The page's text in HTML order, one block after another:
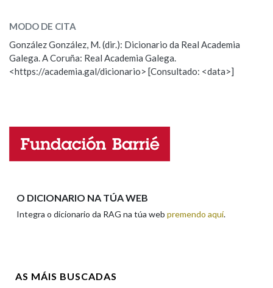
onda (preposición)
onda (substantivo)
ESCOLLE UNHA OPCIÓN:
Propoño mellorar a definición
Falta unha voz
MODO DE CITA
González González, M. (dir.): Dicionario da Real Academia
Galega. A Coruña: Real Academia Galega.
<https://academia.gal/dicionario> [Consultado: <data>]
O DICIONARIO NA TÚA WEB
Integra o dicionario da RAG na túa web premendo aquí.
AS MÁIS BUSCADAS